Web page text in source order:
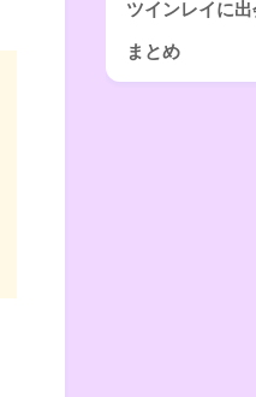
ツインレイに
まとめ